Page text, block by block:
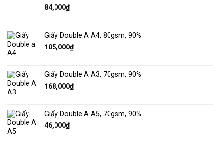
84,000₫
Giấy Double A A4, 80gsm, 90%
105,000₫
Giấy Double A A3, 70gsm, 90%
168,000₫
Giấy Double A A5, 70gsm, 90%
46,000₫